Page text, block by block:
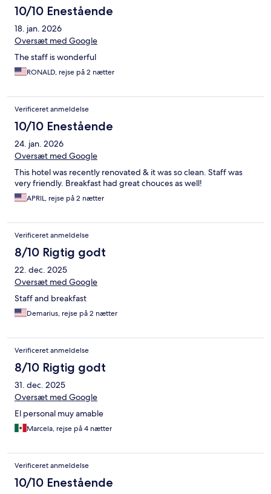
10/10 Enestående
18. jan. 2026
Oversæt med Google
The staff is wonderful
RONALD, rejse på 2 nætter
Verificeret anmeldelse
10/10 Enestående
24. jan. 2026
Oversæt med Google
This hotel was recently renovated & it was so clean. Staff was
very friendly. Breakfast had great chouces as well!
APRIL, rejse på 2 nætter
Verificeret anmeldelse
8/10 Rigtig godt
22. dec. 2025
Oversæt med Google
Staff and breakfast
Demarius, rejse på 2 nætter
Verificeret anmeldelse
8/10 Rigtig godt
31. dec. 2025
Oversæt med Google
El personal muy amable
Marcela, rejse på 4 nætter
Verificeret anmeldelse
10/10 Enestående